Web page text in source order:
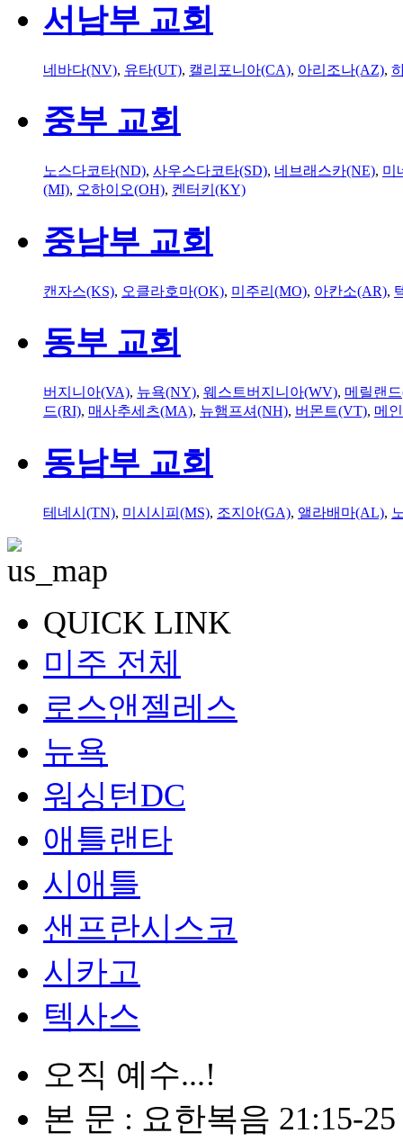
서남부 교회
네바다(NV), 유타(UT), 캘리포니아(CA), 아리조나(AZ),
중부 교회
노스다코타(ND), 사우스다코타(SD), 네브래스카(NE), 미
(MI), 오하이오(OH), 켄터키(KY)
중남부 교회
캔자스(KS), 오클라호마(OK), 미주리(MO), 아칸소(AR),
동부 교회
버지니아(VA), 뉴욕(NY), 웨스트버지니아(WV), 메릴랜
드(RI), 매사추세츠(MA), 뉴햄프셔(NH), 버몬트(VT), 메
동남부 교회
테네시(TN), 미시시피(MS), 조지아(GA), 앨라배마(AL),
QUICK LINK
미주 전체
로스앤젤레스
뉴욕
워싱턴DC
애틀랜타
시애틀
샌프란시스코
시카고
텍사스
오직 예수...!
본 문 : 요한복음 21:15-25